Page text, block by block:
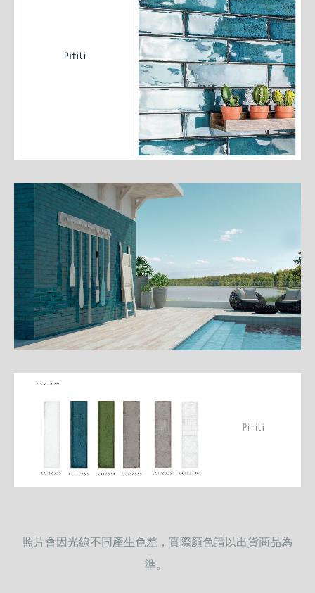
照片會因光線不同產生色差，實際顏色請以出貨商品為
準。